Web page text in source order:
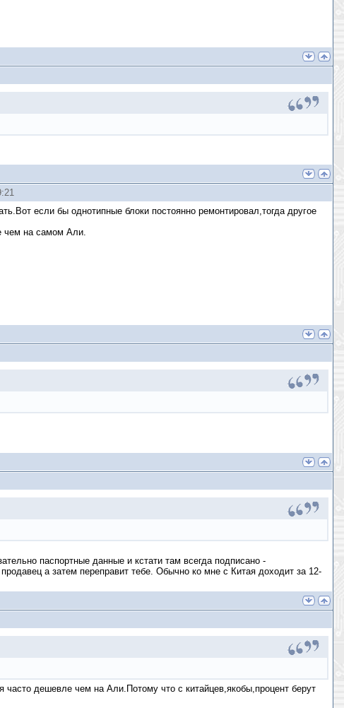
если бы однотипные блоки постоянно ремонтировал,тогда другое
чем на самом Али.
паспортные данные и кстати там всегда подписано -
а затем переправит тебе. Обычно ко мне с Китая доходит за 12-
часто дешевле чем на Али.Потому что с китайцев,якобы,процент берут